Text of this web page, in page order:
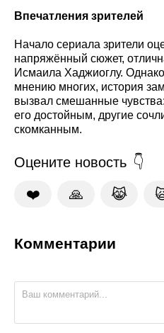
Впечатления зрителей
Начало сериала зрители
напряжённый сюжет,
Исмаила Хаджиоглу.
мнению многих, история
вызвал смешанные
его достойным, другие
скомканным.
Оцените новость
❤️ 🙏 😹
Комментарии